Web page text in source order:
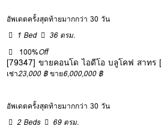
อัพเดตครั้งสุดท้ายมากกว่า 30 วัน
1 Bed
36 ตรม.
100%Off
[79347] ขายคอนโด ไอดีโอ บลูโคฟ สาทร
เช่า23,000 ฿ ขาย6,000,000 ฿
อัพเดตครั้งสุดท้ายมากกว่า 30 วัน
2 Beds
69 ตรม.